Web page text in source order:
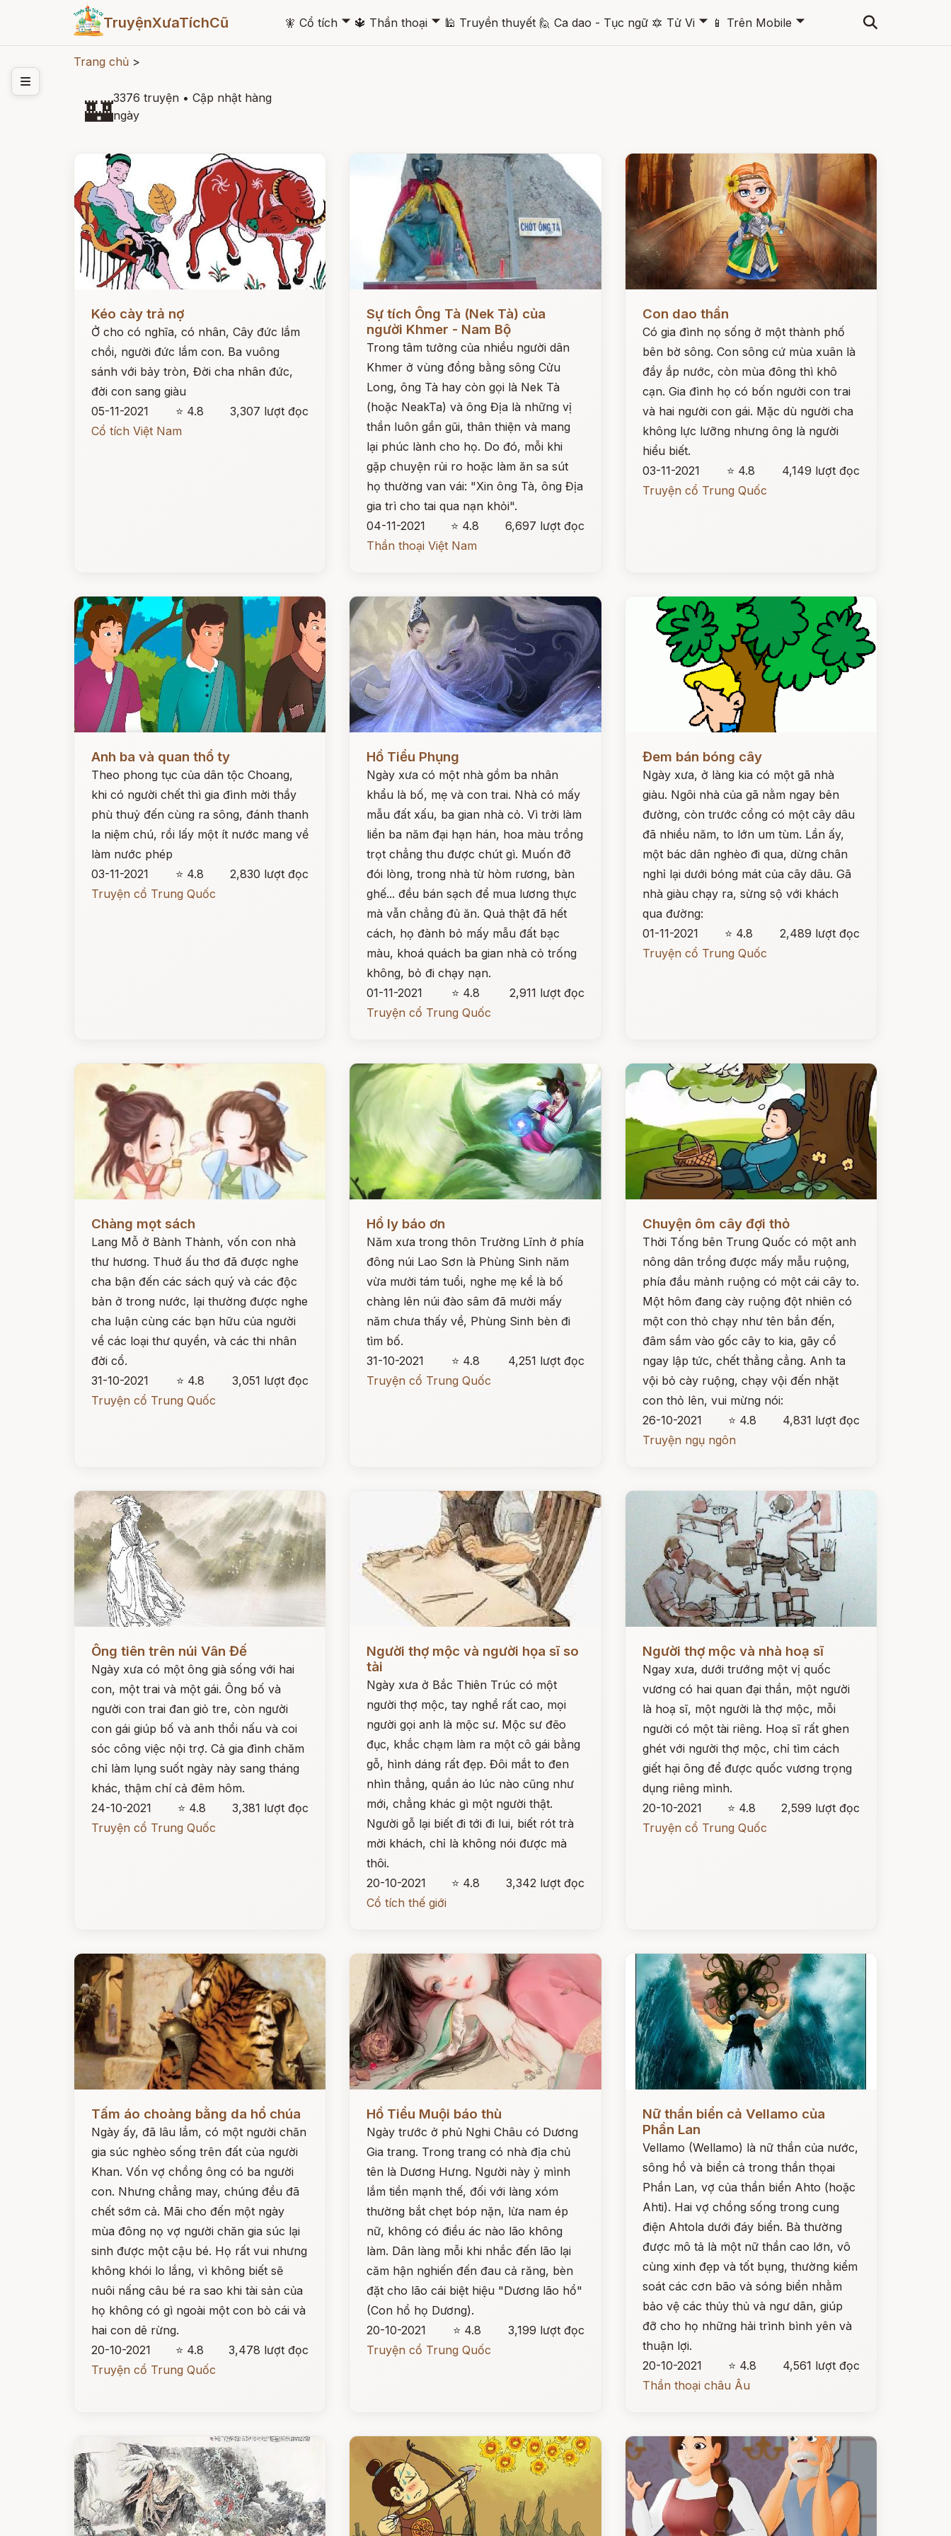
TruyệnXưaTíchCũ 🧚 Cổ tích 🞃 🔱 Thần thoại 🞃 🕌 Truyền thuyết 🙋 Ca dao - Tục ngữ 🔯 Tử Vi 🞃 📱 Trên Mobile 🞃
Trang chủ >
🏰3376 truyện • Cập nhật hàng
ngày
Kéo cày trả nợ
Ở cho có nghĩa, có nhân, Cây đức lắm
chồi, người đức lắm con. Ba vuông
sánh với bảy tròn, Đời cha nhân đức,
đời con sang giàu
05-11-2021
⭐ 4.8
3,307 lượt đọc
Cổ tích Việt Nam
Sự tích Ông Tà (Nek Tà) của
người Khmer - Nam Bộ
Trong tâm tưởng của nhiều người dân
Khmer ở vùng đồng bằng sông Cửu
Long, ông Tà hay còn gọi là Nek Tà
(hoặc NeakTa) và ông Địa là những vị
thần luôn gần gũi, thân thiện và mang
lại phúc lành cho họ. Do đó, mỗi khi
gặp chuyện rủi ro hoặc làm ăn sa sút
họ thường van vái: "Xin ông Tà, ông Địa
gia trì cho tai qua nạn khỏi".
04-11-2021
⭐ 4.8
6,697 lượt đọc
Thần thoại Việt Nam
Con dao thần
Có gia đình nọ sống ở một thành phố
bên bờ sông. Con sông cứ mùa xuân là
đầy ắp nước, còn mùa đông thì khô
cạn. Gia đình họ có bốn người con trai
và hai người con gái. Mặc dù người cha
không lực lưỡng nhưng ông là người
hiểu biết.
03-11-2021
⭐ 4.8
4,149 lượt đọc
Truyện cổ Trung Quốc
Anh ba và quan thổ ty
Theo phong tục của dân tộc Choang,
khi có người chết thì gia đình mời thầy
phù thuỷ đến cùng ra sông, đánh thanh
la niệm chú, rồi lấy một ít nước mang về
làm nước phép
03-11-2021
⭐ 4.8
2,830 lượt đọc
Truyện cổ Trung Quốc
Đọc ngay
Hồ Tiểu Phụng
Ngày xưa có một nhà gồm ba nhân
khẩu là bố, mẹ và con trai. Nhà có mấy
mẫu đất xấu, ba gian nhà cỏ. Vì trời làm
liền ba năm đại hạn hán, hoa màu trồng
trọt chẳng thu được chút gì. Muốn đỡ
đói lòng, trong nhà từ hòm rương, bàn
ghế... đều bán sạch để mua lương thực
mà vẫn chẳng đủ ăn. Quả thật đã hết
cách, họ đành bỏ mấy mẫu đất bạc
màu, khoá quách ba gian nhà cỏ trống
không, bỏ đi chạy nạn.
01-11-2021
⭐ 4.8
2,911 lượt đọc
Truyện cổ Trung Quốc
Đem bán bóng cây
Ngày xưa, ở làng kia có một gã nhà
giàu. Ngôi nhà của gã nằm ngay bên
đường, còn trước cổng có một cây dâu
đã nhiều năm, to lớn um tùm. Lần ấy,
một bác dân nghèo đi qua, dừng chân
nghỉ lại dưới bóng mát của cây dâu. Gã
nhà giàu chạy ra, sừng sộ với khách
qua đường:
01-11-2021
⭐ 4.8
2,489 lượt đọc
Truyện cổ Trung Quốc
Chàng mọt sách
Lang Mỗ ở Bành Thành, vốn con nhà
thư hương. Thuở ấu thơ đã được nghe
cha bận đến các sách quý và các độc
bản ở trong nước, lại thường được nghe
cha luận cùng các bạn hữu của người
về các loại thư quyển, và các thi nhân
đời cổ.
31-10-2021
⭐ 4.8
3,051 lượt đọc
Truyện cổ Trung Quốc
Đọc ngay
Hồ ly báo ơn
Năm xưa trong thôn Trường Lĩnh ở phía
đông núi Lao Sơn là Phùng Sinh năm
vừa mười tám tuổi, nghe mẹ kể là bố
chàng lên núi đào sâm đã mười mấy
năm chưa thấy về, Phùng Sinh bèn đi
tìm bố.
31-10-2021
⭐ 4.8
4,251 lượt đọc
Truyện cổ Trung Quốc
Chuyện ôm cây đợi thỏ
Thời Tống bên Trung Quốc có một anh
nông dân trồng được mấy mẫu ruộng,
phía đầu mảnh ruộng có một cái cây to.
Một hôm đang cày ruộng đột nhiên có
một con thỏ chạy như tên bắn đến,
đâm sầm vào gốc cây to kia, gãy cổ
ngay lập tức, chết thẳng cẳng. Anh ta
vội bỏ cày ruộng, chạy vội đến nhặt
con thỏ lên, vui mừng nói:
26-10-2021
⭐ 4.8
4,831 lượt đọc
Truyện ngụ ngôn
Đọc ngay
Ông tiên trên núi Vân Đế
Ngày xưa có một ông già sống với hai
con, một trai và một gái. Ông bố và
người con trai đan giỏ tre, còn người
con gái giúp bố và anh thổi nấu và coi
sóc công việc nội trợ. Cả gia đình chăm
chỉ làm lụng suốt ngày này sang tháng
khác, thậm chí cả đêm hôm.
24-10-2021
⭐ 4.8
3,381 lượt đọc
Truyện cổ Trung Quốc
Người thợ mộc và người họa sĩ so
tài
Ngày xưa ở Bắc Thiên Trúc có một
người thợ mộc, tay nghề rất cao, mọi
người gọi anh là mộc sư. Mộc sư đẽo
đục, khắc chạm làm ra một cô gái bằng
gỗ, hình dáng rất đẹp. Đôi mắt to đen
nhìn thẳng, quần áo lúc nào cũng như
mới, chẳng khác gì một người thật.
Người gỗ lại biết đi tới đi lui, biết rót trà
mời khách, chỉ là không nói được mà
thôi.
20-10-2021
⭐ 4.8
3,342 lượt đọc
Cổ tích thế giới
Người thợ mộc và nhà hoạ sĩ
Ngay xưa, dưới trướng một vị quốc
vương có hai quan đại thần, một người
là hoạ sĩ, một người là thợ mộc, mỗi
người có một tài riêng. Hoạ sĩ rất ghen
ghét với người thợ mộc, chỉ tìm cách
giết hại ông để được quốc vương trọng
dụng riêng mình.
20-10-2021
⭐ 4.8
2,599 lượt đọc
Truyện cổ Trung Quốc
Đọc ngay
Tấm áo choàng bằng da hổ chúa
Ngày ấy, đã lâu lắm, có một người chăn
gia súc nghèo sống trên đất của người
Khan. Vốn vợ chồng ông có ba người
con. Nhưng chẳng may, chúng đều đã
chết sớm cả. Mãi cho đến một ngày
mùa đông nọ vợ người chăn gia súc lại
sinh được một cậu bé. Họ rất vui nhưng
không khói lo lắng, vì không biết sẽ
nuôi nấng câu bé ra sao khi tài sản của
họ không có gì ngoài một con bò cái và
hai con dê rừng.
20-10-2021
⭐ 4.8
3,478 lượt đọc
Truyện cổ Trung Quốc
Đọc ngay
Hồ Tiểu Muội báo thù
Ngày trước ở phủ Nghi Châu có Dương
Gia trang. Trong trang có nhà địa chủ
tên là Dương Hưng. Người này ỷ mình
lắm tiền mạnh thế, đối với làng xóm
thường bắt chẹt bóp nặn, lừa nam ép
nữ, không có điều ác nào lão không
làm. Dân làng mỗi khi nhắc đến lão lại
căm hận nghiến đến đau cả răng, bèn
đặt cho lão cái biệt hiệu "Dương lão hổ"
(Con hổ họ Dương).
20-10-2021
⭐ 4.8
3,199 lượt đọc
Truyện cổ Trung Quốc
Nữ thần biển cả Vellamo của
Phần Lan
Vellamo (Wellamo) là nữ thần của nước,
sông hồ và biển cả trong thần thọai
Phần Lan, vợ của thần biển Ahto (hoặc
Ahti). Hai vợ chồng sống trong cung
điện Ahtola dưới đáy biển. Bà thường
được mô tả là một nữ thần cao lớn, vô
cùng xinh đẹp và tốt bụng, thường kiểm
soát các cơn bão và sóng biển nhằm
bảo vệ các thủy thủ và ngư dân, giúp
đỡ cho họ những hải trình bình yên và
thuận lợi.
20-10-2021
⭐ 4.8
4,561 lượt đọc
Thần thoại châu Âu